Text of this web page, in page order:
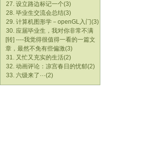
27. 设立路边标记一个(3)
28. 毕业生交流会总结(3)
29. 计算机图形学－openGL入门(3)
30. 应届毕业生，我对你非常不满
[转] ----我觉得很值得一看的一篇文
章，最然不免有些偏激(3)
31. 又忙又充实的生活(2)
32. 动画评论：凉宫春日的忧郁(2)
33. 六级来了···(2)